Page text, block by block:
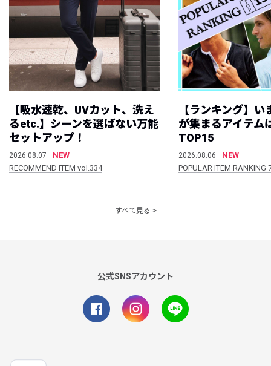
【吸水速乾、UVカット、洗え
るetc.】シーンを選ばない万能
セットアップ！
2026.08.07
NEW
RECOMMEND ITEM vol.334
【ランキング】
が集まるアイテム
TOP15
2026.08.06
NEW
POPULAR ITEM
すべて見る
公式SNSアカウント